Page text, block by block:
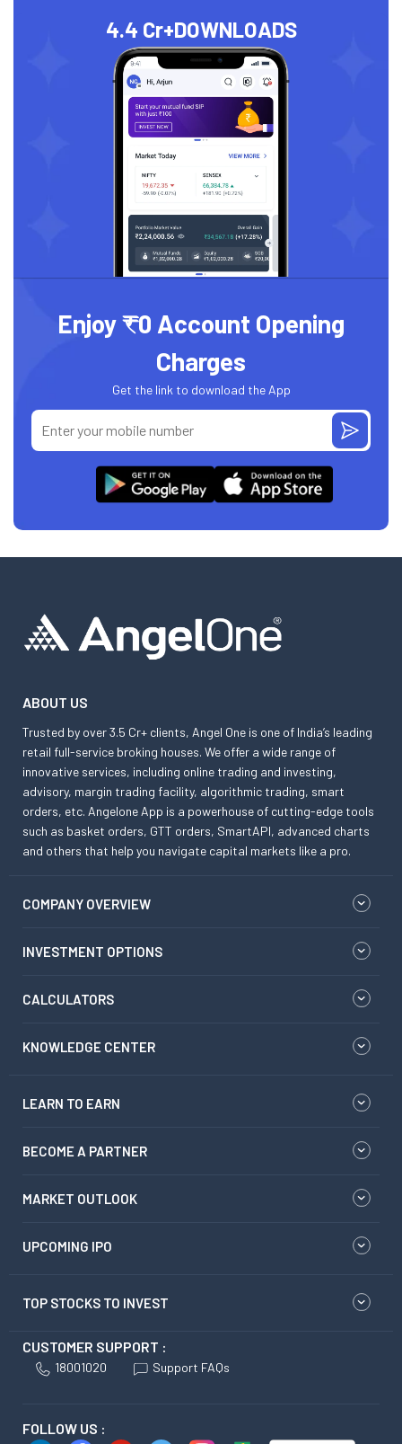
4.4 Cr+DOWNLOADS
Enjoy ₹0 Account Opening
Charges
Get the link to download the App
ABOUT US
Trusted by over 3.5 Cr+ clients, Angel One is one of India’s leading
retail full-service broking houses. We offer a wide range of
innovative services, including online trading and investing,
advisory, margin trading facility, algorithmic trading, smart
orders, etc. Angelone App is a powerhouse of cutting-edge tools
such as basket orders, GTT orders, SmartAPI, advanced charts
and others that help you navigate capital markets like a pro.
COMPANY OVERVIEW
INVESTMENT OPTIONS
CALCULATORS
KNOWLEDGE CENTER
LEARN TO EARN
BECOME A PARTNER
MARKET OUTLOOK
UPCOMING IPO
TOP STOCKS TO INVEST
CUSTOMER SUPPORT :
18001020 Support FAQs
FOLLOW US :